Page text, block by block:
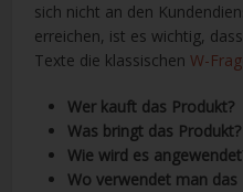
sich nicht an den
erreichen, ist es wichtig,
Texte die klassischenW-
Wer kauft das Produkt?
Was bringt das Produkt?
Wie wird es
Wo verwendet man das